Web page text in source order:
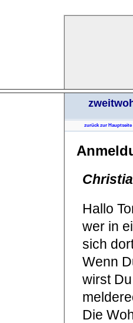
zurück zur Hauptseite
Hallo
wer in
sich
Wenn
wirst
Die